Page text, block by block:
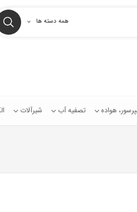
همه دسته ها
هواده تصفیه آب شیرآلات